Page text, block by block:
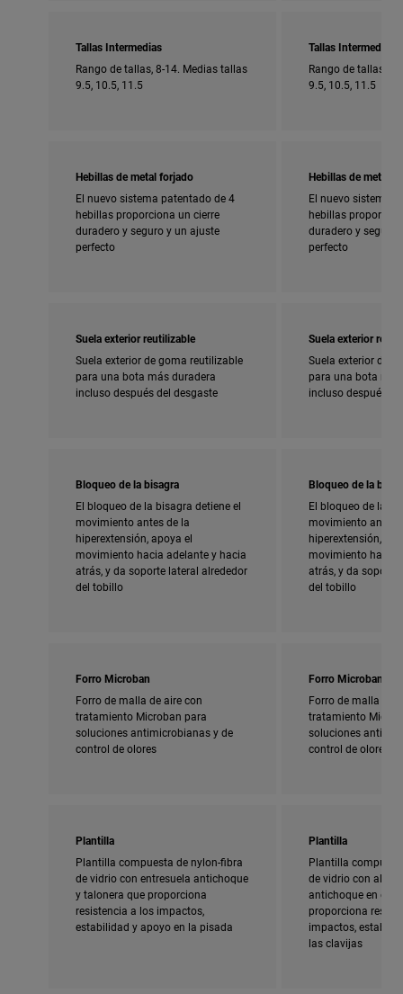
Tallas Intermedias
Rango de tallas, 8-14. Medias tallas
9.5, 10.5, 11.5
Tallas Intermedias
Rango de tallas,
9.5, 10.5, 11.5
Hebillas de metal forjado
El nuevo sistema patentado de 4
hebillas proporciona un cierre
duradero y seguro y un ajuste
perfecto
Hebillas de metal
El nuevo sistema
hebillas
duradero y seguro
perfecto
Suela exterior reutilizable
Suela exterior de goma reutilizable
para una bota más duradera
incluso después del desgaste
Suela exterior
Suela exterior de
para una bota
incluso después
Bloqueo de la bisagra
El bloqueo de la bisagra detiene el
movimiento antes de la
hiperextensión, apoya el
movimiento hacia adelante y hacia
atrás, y da soporte lateral alrededor
del tobillo
Bloqueo de la
El bloqueo de la
movimiento antes
hiperextensión,
movimiento hacia
atrás, y da soporte
del tobillo
Forro Microban
Forro de malla de aire con
tratamiento Microban para
soluciones antimicrobianas y de
control de olores
Forro Microban
Forro de malla de
tratamiento
soluciones
control de olores
Plantilla
Plantilla compuesta de nylon-fibra
de vidrio con entresuela antichoque
y talonera que proporciona
resistencia a los impactos,
estabilidad y apoyo en la pisada
Plantilla
Plantilla
de vidrio con
antichoque en el
proporciona
impactos,
las clavijas